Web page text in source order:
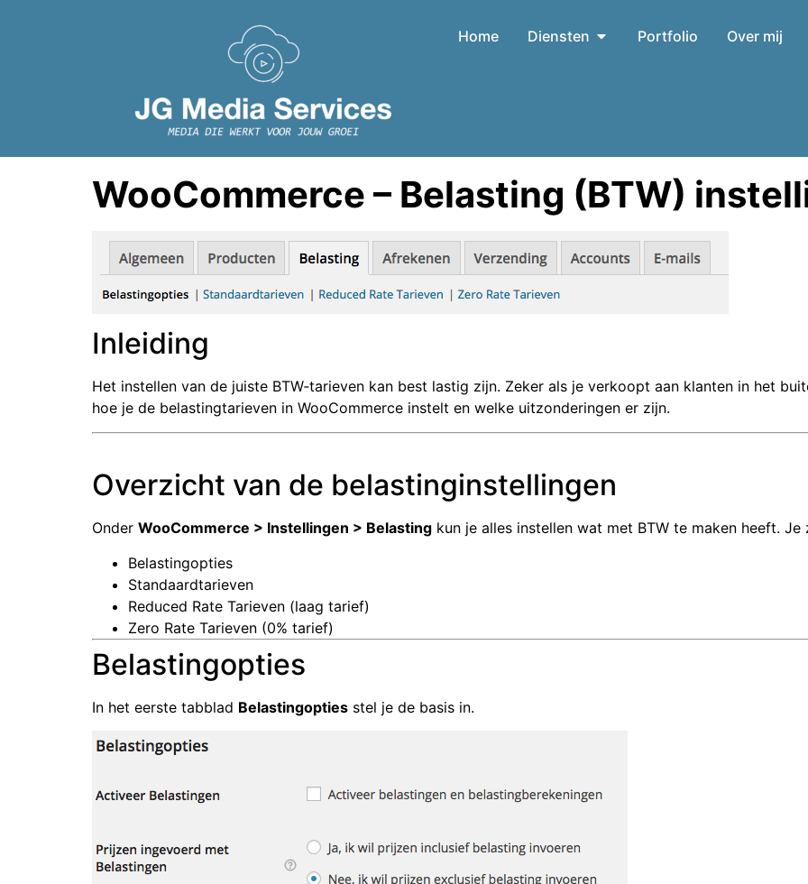
Home Diensten Portfolio Over mij
WooCommerce – Belasting (BTW)
Inleiding
Het instellen van de juiste BTW‑tarieven kan best lastig zijn. Zeker als je verkoopt aan klanten in het
hoe je de belastingtarieven in WooCommerce instelt en welke uitzonderingen er zijn.
Overzicht van de belastinginstellingen
Onder WooCommerce > Instellingen > Belasting kun je alles instellen wat met BTW te maken heeft.
Belastingopties
Standaardtarieven
Reduced Rate Tarieven (laag tarief)
Zero Rate Tarieven (0% tarief)
Belastingopties
In het eerste tabblad Belastingopties stel je de basis in.